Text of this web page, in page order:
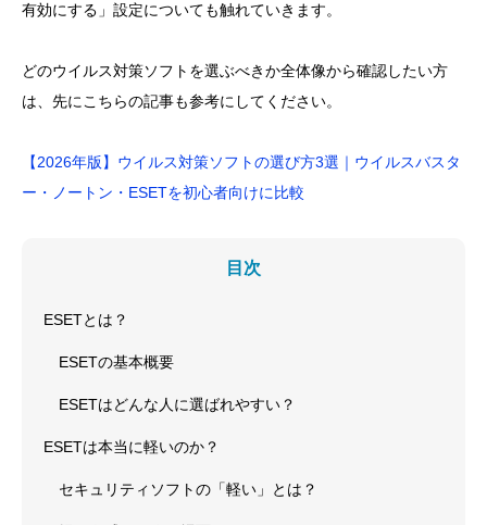
有効にする」設定についても触れていきます。
どのウイルス対策ソフトを選ぶべきか全体像から確認したい方
は、先にこちらの記事も参考にしてください。
【2026年版】ウイルス対策ソフトの選び方3選｜ウイルスバスタ
ー・ノートン・ESETを初心者向けに比較
目次
ESETとは？
ESETの基本概要
ESETはどんな人に選ばれやすい？
ESETは本当に軽いのか？
セキュリティソフトの「軽い」とは？